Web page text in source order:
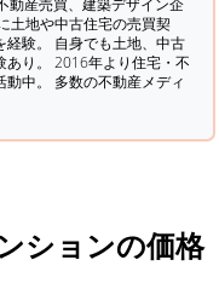
動産売買、建築デザイン企
土地や中古住宅の売買契
験。 自身でも土地、中古
り。 2016年より住宅・不
中。 多数の不動産メディ
ションの価格